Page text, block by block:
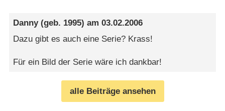
Danny(geb. 1995) am03.02.2006
Dazu gibt es auch eine Serie? Krass!
Für ein Bild der Serie wäre ich dankbar!
alle Beiträge ansehen